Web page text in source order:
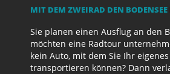
MIT DEM ZWEIRAD DEN BODENSEE
Sie planen einen Ausflug an den
möchten eine Radtour
kein Auto, mit dem Sie Ihr
transportieren können? Dann